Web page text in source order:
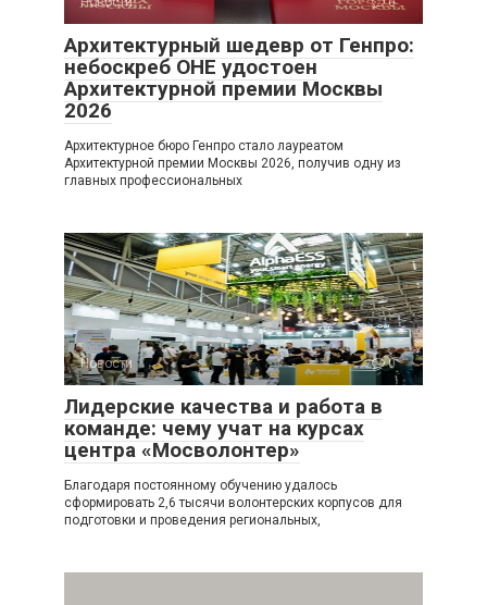
Архитектурный шедевр от Генпро:
небоскреб ОНЕ удостоен
Архитектурной премии Москвы
2026
Архитектурное бюро Генпро стало лауреатом
Архитектурной премии Москвы 2026, получив одну из
главных профессиональных
Новости 0
Лидерские качества и работа в
команде: чему учат на курсах
центра «Мосволонтер»
Благодаря постоянному обучению удалось
сформировать 2,6 тысячи волонтерских корпусов для
подготовки и проведения региональных,